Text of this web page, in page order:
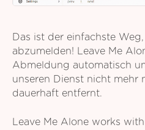
Das ist der einfachste
abzumelden! Leave Me
Abmeldung automatisch
unseren Dienst nicht mehr
dauerhaft entfernt.
Leave Me Alone works